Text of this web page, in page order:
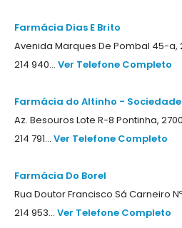
Farmácia Dias E Brito
Avenida Marques De Pombal 45-a,
214 940... Ver Telefone Completo
Farmácia do Altinho - Sociedade
Az. Besouros Lote R-8 Pontinha, 2700
214 791... Ver Telefone Completo
Farmácia Do Borel
Rua Doutor Francisco Sá Carneiro
214 953... Ver Telefone Completo